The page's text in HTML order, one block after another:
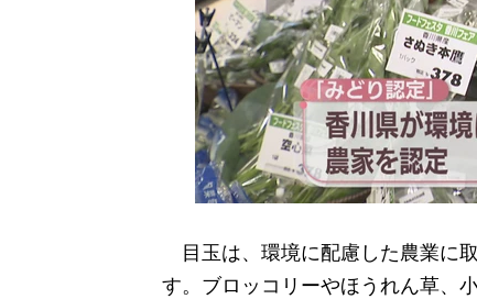
目玉は、環境に配慮した農業に
す。ブロッコリーやほうれん草、